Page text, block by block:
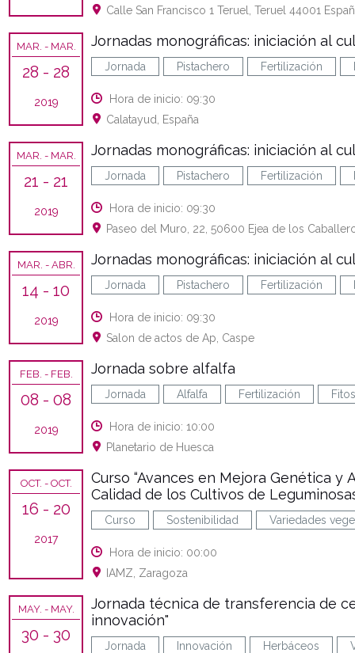
Calle San Francisco 1 Teruel, Teruel 44001
MAR. - MAR.
28 - 28
2019
Jornadas monográficas: iniciación al
Jornada Pistachero Fertilización
Hora de inicio: 09:30
Calatayud, España
MAR. - MAR.
21 - 21
2019
Jornadas monográficas: iniciación al
Jornada Pistachero Fertilización
Hora de inicio: 09:30
Paseo del Muro, 22, 50600 Ejea de los
MAR. - ABR.
14 - 10
2019
Jornadas monográficas: iniciación al
Jornada Pistachero Fertilización
Hora de inicio: 09:30
Salon de actos de Ap, Caspe
FEB. - FEB.
08 - 08
2019
Jornada sobre alfalfa
Jornada Alfalfa Fertilización
Hora de inicio: 10:00
Planetario de Huesca
OCT. - OCT.
16 - 20
2017
Curso “Avances en Mejora Genética
Calidad de los Cultivos de
Curso Sostenibilidad Variedades
Hora de inicio: 00:00
IAMZ, Zaragoza
MAY. - MAY.
30 - 30
Jornada técnica de transferencia de
innovación"
Jornada Innovación Herbáceos